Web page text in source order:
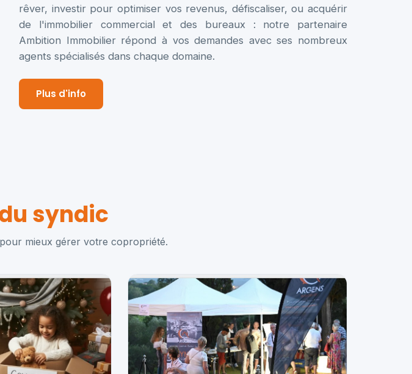
rêver, investir pour optimiser vos revenus, défiscaliser, ou acquérir
de l'immobilier commercial et des bureaux : notre partenaire
Ambition Immobilier répond à vos demandes avec ses nombreux
agents spécialisés dans chaque domaine.
Plus d'info
syndic
mieux gérer votre copropriété.